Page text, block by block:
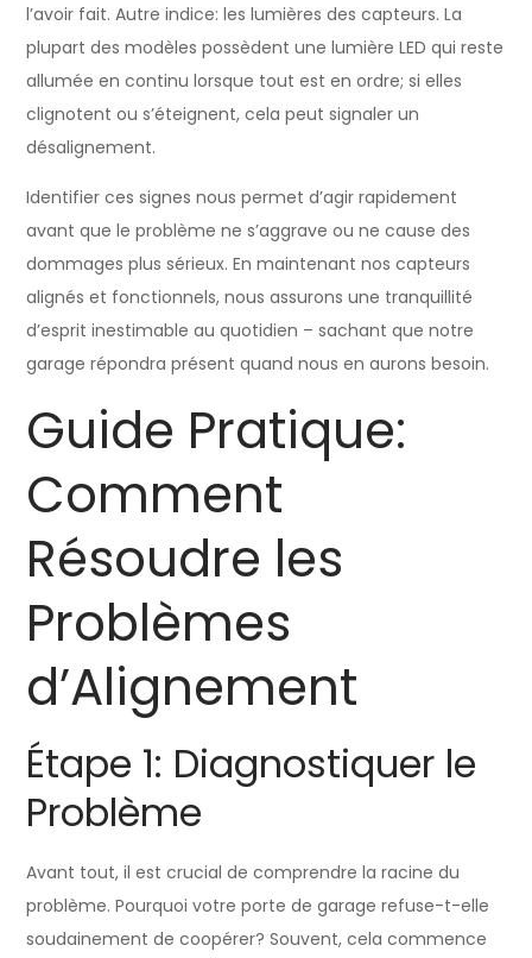
l’avoir fait. Autre indice: les lumières des capteurs. La
plupart des modèles possèdent une lumière LED qui reste
allumée en continu lorsque tout est en ordre; si elles
clignotent ou s’éteignent, cela peut signaler un
désalignement.
Identifier ces signes nous permet d’agir rapidement
avant que le problème ne s’aggrave ou ne cause des
dommages plus sérieux. En maintenant nos capteurs
alignés et fonctionnels, nous assurons une tranquillité
d’esprit inestimable au quotidien – sachant que notre
garage répondra présent quand nous en aurons besoin.
Guide Pratique:
Comment
Résoudre les
Problèmes
d’Alignement
Étape 1: Diagnostiquer le
Problème
Avant tout, il est crucial de comprendre la racine du
problème. Pourquoi votre porte de garage refuse-t-elle
soudainement de coopérer? Souvent, cela commence